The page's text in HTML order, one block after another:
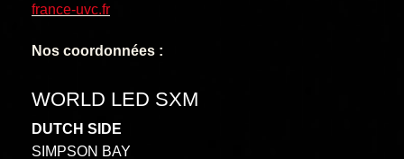
france-uvc.fr
Nos coordonnées :
WORLD LED SXM
DUTCH SIDE
SIMPSON BAY